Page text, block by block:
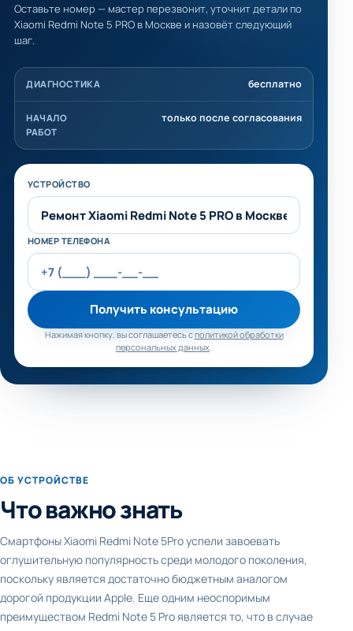
Оставьте номер — мастер перезвонит, уточнит детали по
Xiaomi Redmi Note 5 PRO в Москве и назовёт следующий
шаг.
ДИАГНОСТИКА бесплатно
НАЧАЛО
РАБОТ
только после согласования
Не заполняйте это поле
УСТРОЙСТВО
НОМЕР ТЕЛЕФОНА
Получить консультацию
Нажимая кнопку, вы соглашаетесь сполитикой обработки
персональных данных.
ОБ УСТРОЙСТВЕ
Что важно знать
Смартфоны Xiaomi Redmi Note 5Pro успели завоевать
оглушительную популярность среди молодого поколения,
поскольку является достаточно бюджетным аналогом
дорогой продукции Apple. Еще одним неоспоримым
преимуществом Redmi Note 5 Pro является то, что в случае